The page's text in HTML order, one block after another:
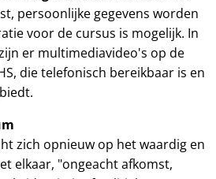
persoonlijke gegevens worden
voor de cursus is mogelijk. In
er multimediavideo's op de
die telefonisch bereikbaar is en
zich opnieuw op het waardig en
elkaar, "ongeacht afkomst,